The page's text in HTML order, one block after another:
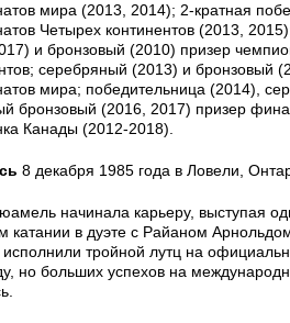
мира (2013, 2014); 2-кратная
Четырех континентов (2013,
и бронзовый (2010) призер
серебряный (2013) и бронзовый
мира; победительница (2014),
бронзовый (2016, 2017) призер
Канады (2012-2018).
8 декабря 1985 года в Ловели,
начинала карьеру, выступая
катании в дуэте с Райаном
исполнили тройной лутц на
но больших успехов на